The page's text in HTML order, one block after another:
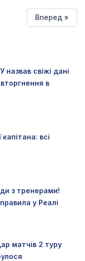
Вперед »
свіжі дані
вторгнення в
всі
з тренерами!
у Реалі
матчів 2 туру